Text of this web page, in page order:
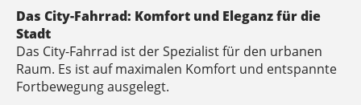
Das City-Fahrrad: Komfort und Eleganz für die
Stadt
Das City-Fahrrad ist der Spezialist für den urbanen
Raum. Es ist auf maximalen Komfort und entspannte
Fortbewegung ausgelegt.